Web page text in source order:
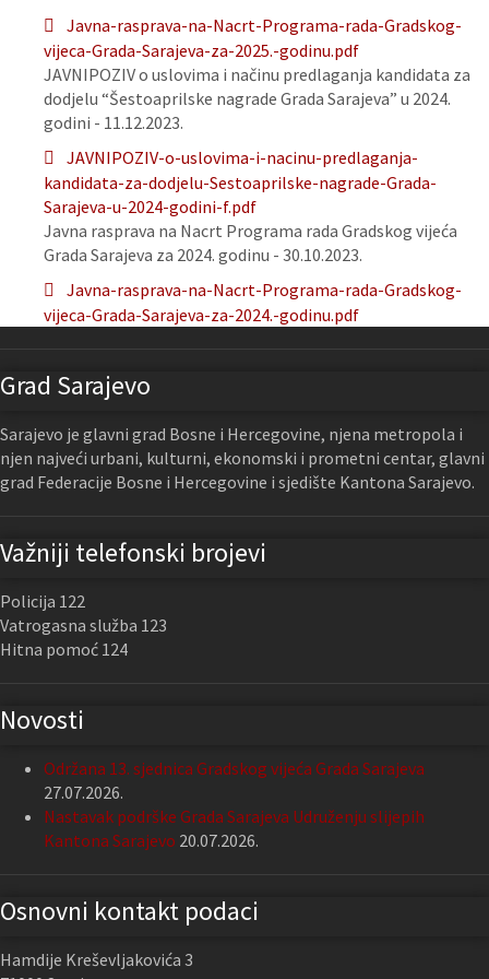
Javna-rasprava-na-Nacrt-Programa-rada-Gradskog-
vijeca-Grada-Sarajeva-za-2025.-godinu.pdf
JAVNIPOZIV o uslovima i načinu predlaganja kandidata za
dodjelu “Šestoaprilske nagrade Grada Sarajeva” u 2024.
godini - 11.12.2023.
JAVNIPOZIV-o-uslovima-i-nacinu-predlaganja-
kandidata-za-dodjelu-Sestoaprilske-nagrade-Grada-
Sarajeva-u-2024-godini-f.pdf
Javna rasprava na Nacrt Programa rada Gradskog vijeća
Grada Sarajeva za 2024. godinu - 30.10.2023.
Javna-rasprava-na-Nacrt-Programa-rada-Gradskog-
vijeca-Grada-Sarajeva-za-2024.-godinu.pdf
Grad Sarajevo
Sarajevo je glavni grad Bosne i Hercegovine, njena metropola i
njen najveći urbani, kulturni, ekonomski i prometni centar, glavni
grad Federacije Bosne i Hercegovine i sjedište Kantona Sarajevo.
Važniji telefonski brojevi
Policija 122
Vatrogasna služba 123
Hitna pomoć 124
Novosti
Održana 13. sjednica Gradskog vijeća Grada Sarajeva
27.07.2026.
Nastavak podrške Grada Sarajeva Udruženju slijepih
Kantona Sarajevo 20.07.2026.
Osnovni kontakt podaci
Hamdije Kreševljakovića 3